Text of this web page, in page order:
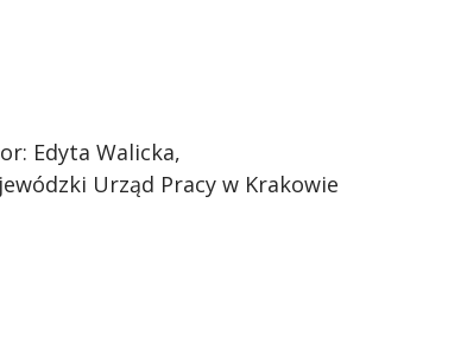
Edyta Walicka,
Urząd Pracy w Krakowie